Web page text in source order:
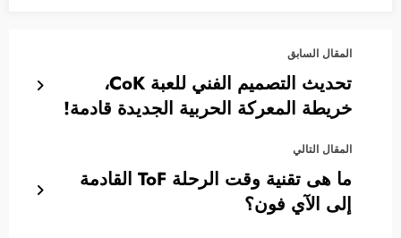
المقال السابق
تحديث التصميم الفني للعبة CoK،
خريطة المعركة الحربية الجديدة قادمة!
المقال التالي
ما هى تقنية وقت الرحلة ToF القادمة
إلى الآي فون؟